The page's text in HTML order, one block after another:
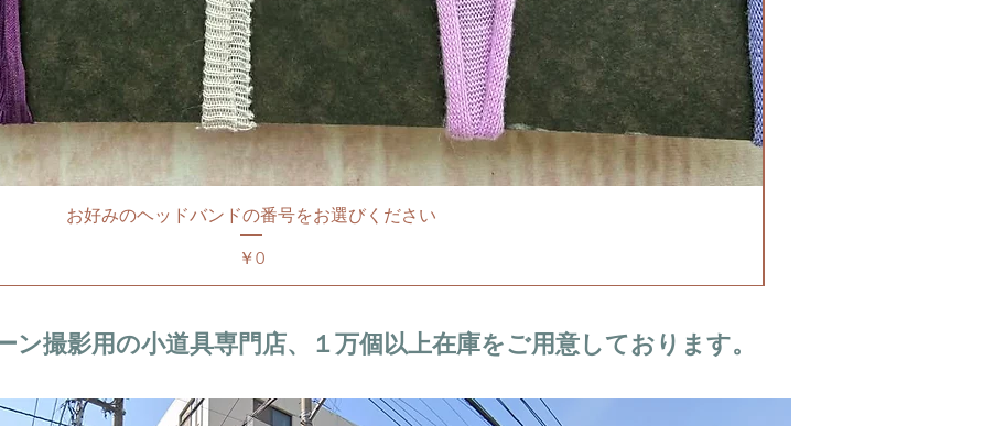
お好みのヘッドバンドの番号をお選びください
価格
￥0
ン撮影用の小道具専門店、１万個以上在庫をご用意しております。